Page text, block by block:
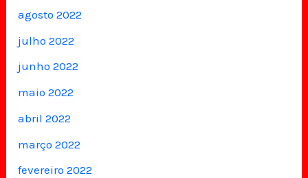
agosto 2022
julho 2022
junho 2022
maio 2022
abril 2022
março 2022
fevereiro 2022